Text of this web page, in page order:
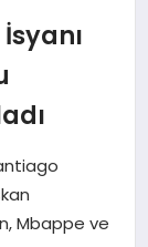
Mbappe ve